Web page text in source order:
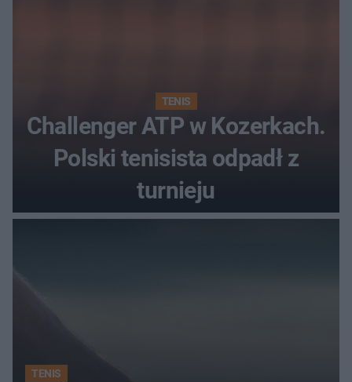
TENIS
Challenger ATP w Kozerkach.
Polski tenisista odpadł z
turnieju
TENIS